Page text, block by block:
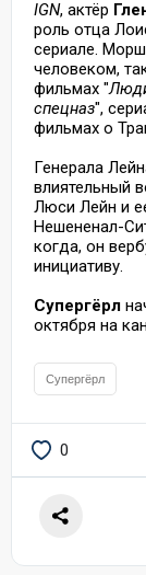
IGN, актёр
роль отца
сериале.
человеком,
фильмах "
спецназ",
фильмах о
Генерала
влиятельный
Люси Лейн и
Нешененал-
когда, он
инициативу.
Супергёрл
октября на
Супергёрл
0